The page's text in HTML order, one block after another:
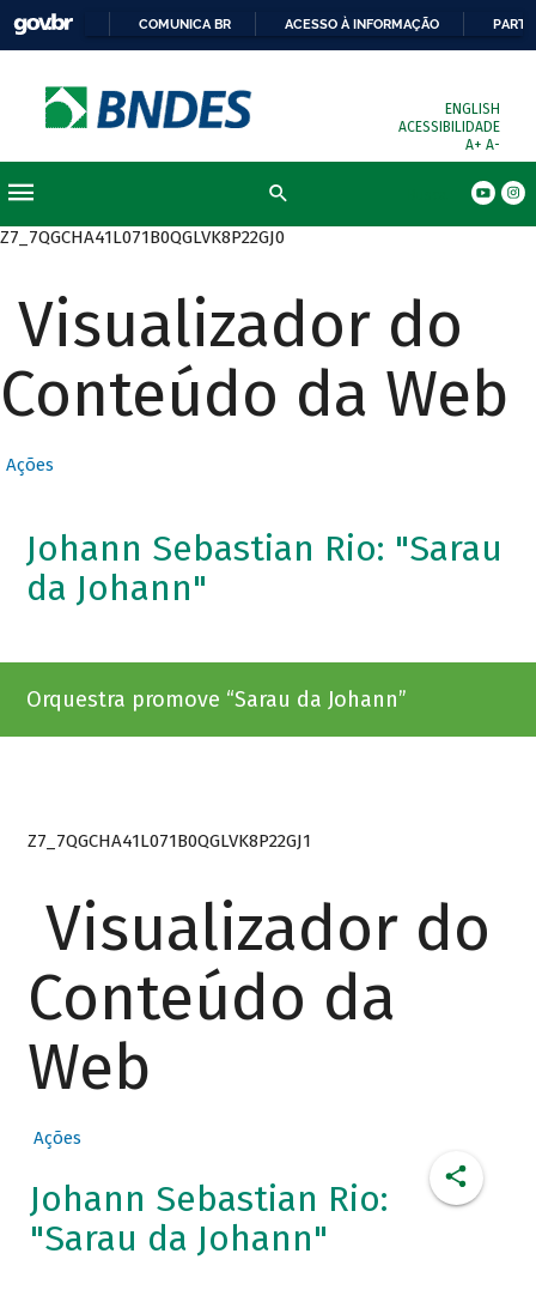
COMUNICA BR ACESSO À INFORMAÇÃO
ENGLISH
ACESSIBILIDADE
A+ A-
Z7_7QGCHA41L071B0QGLVK8P22GJ0
Visualizador do
Conteúdo da Web
Ações
Johann Sebastian Rio: "Sarau
da Johann"
Orquestra promove “Sarau da Johann”
Z7_7QGCHA41L071B0QGLVK8P22GJ1
Visualizador do
Conteúdo da
Web
Ações
Johann Sebastian Rio:
"Sarau da Johann"